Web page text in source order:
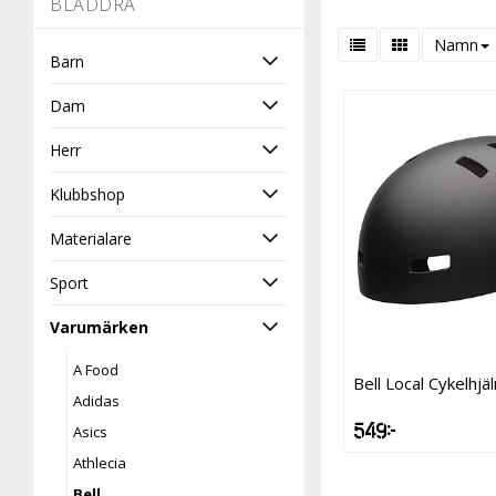
Barn
Dam
Herr
Klubbshop
Materialare
Sport
Varumärken
A Food
Adidas
Asics
Athlecia
Namn
Bell Local
549 kr